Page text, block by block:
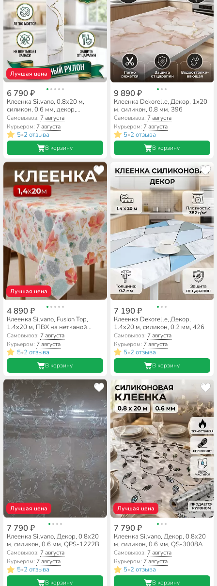
Лучшая цена
6 790 ₽
Клеенка Silvano, 0.8х20 м,
силикон, 0.6 мм, декор,
QPS1230
Самовывоз: 7 августа
Курьером: 7 августа
5•2 отзыва
В корзину
9 890 ₽
Клеенка Dekorelle, Декор, 1х20
м, силикон, 0.8 мм, 396
Самовывоз: 7 августа
Курьером: 7 августа
5•2 отзыва
В корзину
Лучшая цена
4 890 ₽
Клеенка Silvano, Fusion Top,
1.4х20 м, ПВХ на нетканой
основе, FB83297
Самовывоз: 7 августа
Курьером: 7 августа
5•2 отзыва
В корзину
7 190 ₽
Клеенка Dekorelle, Декор,
1.4х20 м, силикон, 0.2 мм, 426
Самовывоз: 7 августа
Курьером: 7 августа
5•2 отзыва
В корзину
Лучшая цена
7 790 ₽
Клеенка Silvano, Декор, 0.8х20
м, силикон, 0.6 мм, QPS-1222B
Самовывоз: 7 августа
Курьером: 7 августа
5•2 отзыва
В корзину
Лучшая цена
7 790 ₽
Клеенка Silvano, Декор, 0.8х20
м, силикон, 0.6 мм, QS-3008A
Самовывоз: 7 августа
Курьером: 7 августа
5•2 отзыва
В корзину